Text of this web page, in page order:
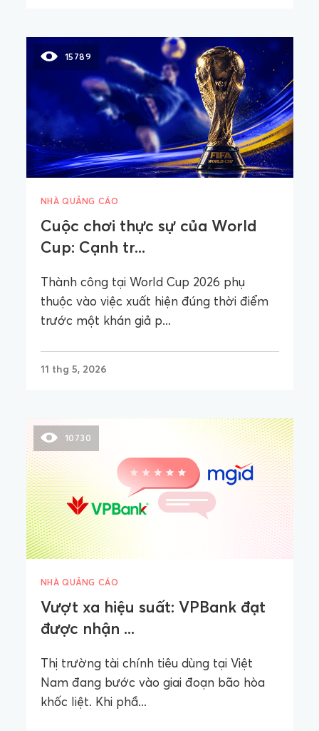
15789
NHÀ QUẢNG CÁO
Cuộc chơi thực sự của World
Cup: Cạnh tr...
Thành công tại World Cup 2026 phụ
thuộc vào việc xuất hiện đúng thời điểm
trước một khán giả p...
11 thg 5, 2026
10730
NHÀ QUẢNG CÁO
Vượt xa hiệu suất: VPBank đạt
được nhận ...
Thị trường tài chính tiêu dùng tại Việt
Nam đang bước vào giai đoạn bão hòa
khốc liệt. Khi phầ...